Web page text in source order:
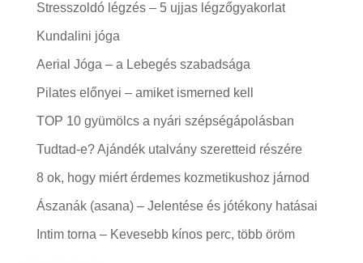
Stresszoldó légzés – 5 ujjas légzőgyakorlat
Kundalini jóga
Aerial Jóga – a Lebegés szabadsága
Pilates előnyei – amiket ismerned kell
TOP 10 gyümölcs a nyári szépségápolásban
Tudtad-e? Ajándék utalvány szeretteid részére
8 ok, hogy miért érdemes kozmetikushoz járnod
Ászanák (asana) – Jelentése és jótékony hatásai
Intim torna – Kevesebb kínos perc, több öröm